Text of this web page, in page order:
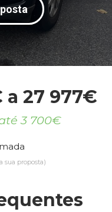
a 27 977€
3 700€
sua proposta)